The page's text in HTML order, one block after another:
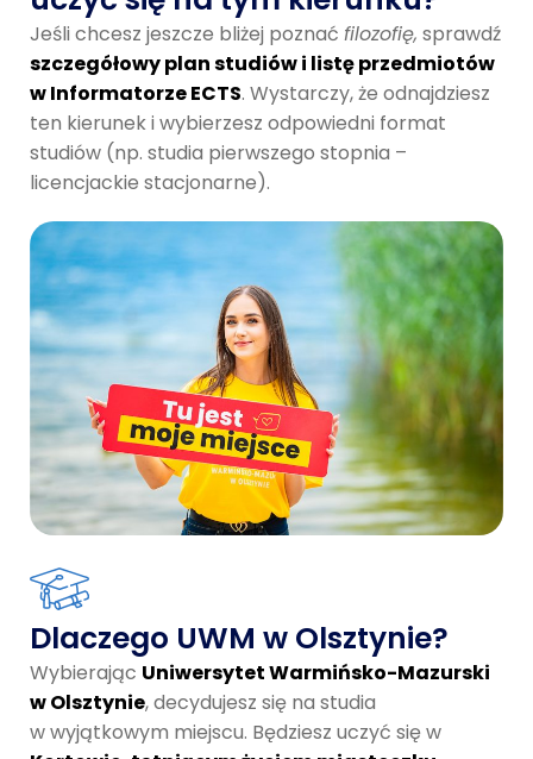
Jeśli chcesz jeszcze bliżej poznać filozofię, sprawdź
szczegółowy plan studiów i listę przedmiotów
w Informatorze ECTS. Wystarczy, że odnajdziesz
ten kierunek i wybierzesz odpowiedni format
studiów (np. studia pierwszego stopnia –
licencjackie stacjonarne).
Dlaczego UWM w Olsztynie?
Wybierając Uniwersytet Warmińsko-Mazurski
w Olsztynie, decydujesz się na studia
w wyjątkowym miejscu. Będziesz uczyć się w